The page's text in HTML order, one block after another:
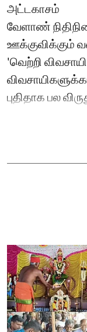
அட்டகாசம்
வேளாண்
ஊக்குவிக்கும்
'வெற்றி
புதிதாக பல